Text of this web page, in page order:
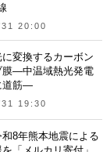
20:00
変換するカーボン
膜―中温域熱光発電
道筋―
19:30
8年熊本地震による